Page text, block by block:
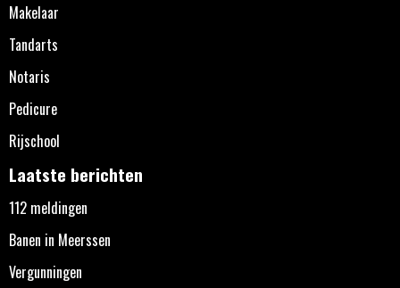
Makelaar
Tandarts
Notaris
Pedicure
Rijschool
Laatste berichten
112 meldingen
Banen in Meerssen
Vergunningen